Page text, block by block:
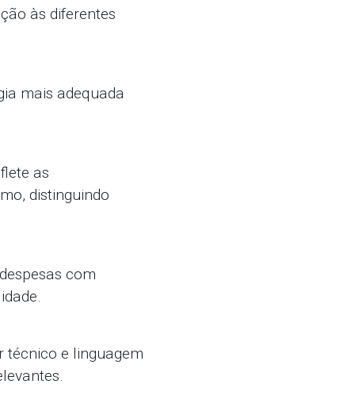
às diferentes
mais adequada
as
distinguindo
com
técnico e linguagem